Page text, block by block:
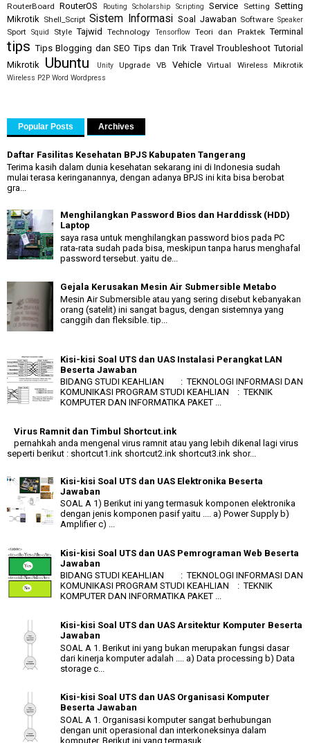
RouterBoard
RouterOS Routing Scholarship Scripting Service Setting Setting
Mikrotik Shell_Script Sistem Informasi Soal Jawaban Software Speaker
Sport Squid Style Tajwid Technology Tensorflow Teori dan Praktek Terminal
tips Tips Blogging dan SEO Tips dan Trik Travel Troubleshoot Tutorial
Mikrotik Ubuntu Unity Upgrade VB Vehicle Virtual Wireless Mikrotik
Wireless P2P Word Wordpress
Popular Posts Archives
Daftar Fasilitas Kesehatan BPJS Kabupaten Tangerang
Terima kasih dalam dunia kesehatan sekarang ini di Indonesia sudah
mulai terasa keringanannya, dengan adanya BPJS ini kita bisa berobat
gra...
Menghilangkan Password Bios dan Harddissk (HDD)
Laptop
saya rasa untuk menghilangkan password bios pada PC
rata-rata sudah pada bisa, meskipun tanpa harus menghafal
password tersebut. yaitu de...
Gejala Kerusakan Mesin Air Submersible Metabo
Mesin Air Submersible atau yang sering disebut kebanyakan
orang (satelit) ini sangat bagus, dengan sistemnya yang
canggih dan fleksible. tip...
Kisi-kisi Soal UTS dan UAS Instalasi Perangkat LAN
Beserta Jawaban
BIDANG STUDI KEAHLIAN : TEKNOLOGI INFORMASI DAN
KOMUNIKASI PROGRAM STUDI KEAHLIAN : TEKNIK
KOMPUTER DAN INFORMATIKA PAKET ...
Virus Ramnit dan Timbul Shortcut.ink
pernahkah anda mengenal virus ramnit atau yang lebih dikenal lagi virus
seperti berikut : shortcut1.ink shortcut2.ink shortcut3.ink shor...
Kisi-kisi Soal UTS dan UAS Elektronika Beserta
Jawaban
SOAL A 1) Berikut ini yang termasuk komponen elektronika
dengan jenis komponen pasif yaitu .... a) Power Supply b)
Amplifier c) ...
Kisi-kisi Soal UTS dan UAS Pemrograman Web Beserta
Jawaban
BIDANG STUDI KEAHLIAN : TEKNOLOGI INFORMASI DAN
KOMUNIKASI PROGRAM STUDI KEAHLIAN : TEKNIK
KOMPUTER DAN INFORMATIKA PAKET ...
Kisi-kisi Soal UTS dan UAS Arsitektur Komputer Beserta
Jawaban
SOAL A 1. Berikut ini yang bukan merupakan fungsi dasar
dari kinerja komputer adalah .... a) Data processing b) Data
storage c...
Kisi-kisi Soal UTS dan UAS Organisasi Komputer
Beserta Jawaban
SOAL A 1. Organisasi komputer sangat berhubungan
dengan unit operasional dan interkoneksinya dalam
komputer. Berikut ini yang termasuk ...